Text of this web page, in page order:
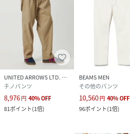
UNITED ARROWS LTD. OUTLET
チノパンツ
8,976円 40%OFF
81ポイント(1倍)
BEAMS MEN
その他のパンツ
10,560円 40%OFF
96ポイント(1倍)